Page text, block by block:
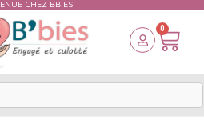
CHEZ BBIES.
0